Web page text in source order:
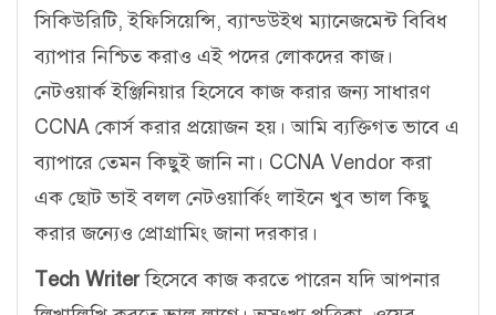
সিকিউরিটি, ইফিসিয়েন্সি, ব্যান্ডউইথ ম্যানেজমেন্ট বিবিধ
ব্যাপার নিশ্চিত করাও এই পদের লোকদের কাজ।
নেটওয়ার্ক ইঞ্জিনিয়ার হিসেবে কাজ করার জন্য সাধারণ
CCNA কোর্স করার প্রয়োজন হয়। আমি ব্যক্তিগত ভাবে এ
ব্যাপারে তেমন কিছুই জানি না। CCNA Vendor করা
এক ছোট ভাই বলল নেটওয়ার্কিং লাইনে খুব ভাল কিছু
করার জন্যেও প্রোগ্রামিং জানা দরকার।
Tech Writerহিসেবে কাজ করতে পারেন যদি আপনার